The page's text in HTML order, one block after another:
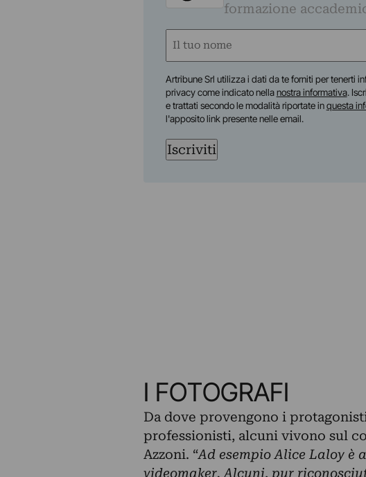
formazione
Nome
Artribune Srl utilizza i dati da te forniti per tenerti
privacy come indicato nellanostra informativa.
e trattati secondo le modalità riportate inquesta
l'apposito link presente nelle email.
Iscriviti
I FOTOGRAFI
Da dove provengono i
professionisti, alcuni vivono sul
Azzoni. “Ad esempio Alice Laloy è
videomaker. Alcuni, pur